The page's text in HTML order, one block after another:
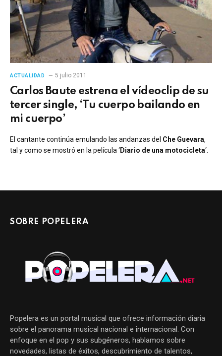
ACTUALIDAD 5 julio 2011
Carlos Baute estrena el vídeoclip de su
tercer single, ‘Tu cuerpo bailando en
mi cuerpo’
El cantante continúa emulando las andanzas del Che Guevara,
tal y como se mostró en la película ‘Diario de una motocicleta‘.
SOBRE POPELERA
Popelera es un portal musical que ofrece información diaria
sobre el panorama musical nacional e internacional. Con
enfoque en el pop y sus subgéneros, hablamos sobre
novedades, listas de éxitos, descubrimiento de talentos,